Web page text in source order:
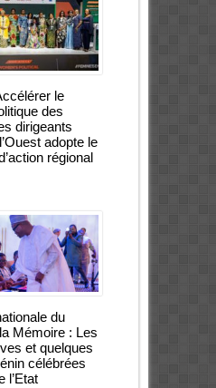
le
des
dirigeants
adopte le
régional
du
Mémoire : Les
et quelques
célébrées
l’Etat